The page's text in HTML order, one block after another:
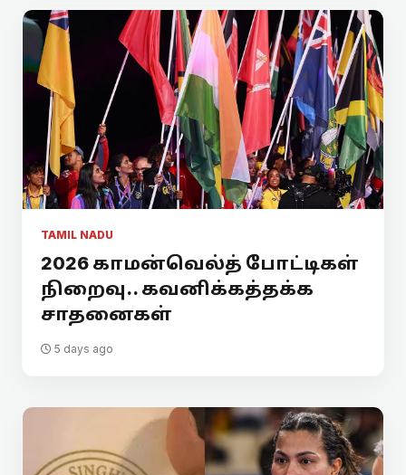
TAMIL NADU
2026 காமன்வெல்த் போட்டிகள்
நிறைவு.. கவனிக்கத்தக்க
சாதனைகள்
5 days ago